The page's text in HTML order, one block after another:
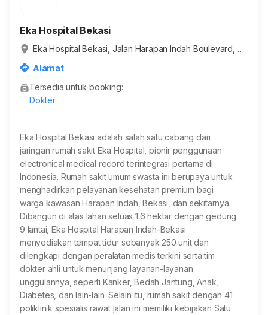
Eka Hospital Bekasi
Eka Hospital Bekasi, Jalan Harapan Indah Boulevard, R
Alamat
Tersedia untuk booking:
Dokter
Eka Hospital Bekasi adalah salah satu cabang dari
jaringan rumah sakit Eka Hospital, pionir penggunaan
electronical medical record terintegrasi pertama di
Indonesia. Rumah sakit umum swasta ini berupaya untuk
menghadirkan pelayanan kesehatan premium bagi
warga kawasan Harapan Indah, Bekasi, dan sekitarnya.
Dibangun di atas lahan seluas 1.6 hektar dengan gedung
9 lantai, Eka Hospital Harapan Indah-Bekasi
menyediakan tempat tidur sebanyak 250 unit dan
dilengkapi dengan peralatan medis terkini serta tim
dokter ahli untuk menunjang layanan-layanan
unggulannya, seperti Kanker, Bedah Jantung, Anak,
Diabetes, dan lain-lain. Selain itu, rumah sakit dengan 41
poliklinik spesialis rawat jalan ini memiliki kebijakan Satu